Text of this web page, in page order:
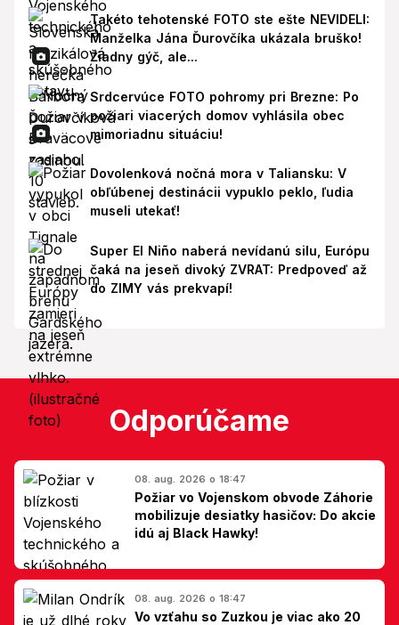
Takéto tehotenské FOTO ste ešte NEVIDELI:
Manželka Jána Ďurovčíka ukázala bruško!
Žiadny gýč, ale...
Srdcervúce FOTO pohromy pri Brezne: Po
požiari viacerých domov vyhlásila obec
mimoriadnu situáciu!
Dovolenková nočná mora v Taliansku: V
obľúbenej destinácii vypuklo peklo, ľudia
museli utekať!
Super El Niño naberá nevídanú silu, Európu
čaká na jeseň divoký ZVRAT: Predpoveď až
do ZIMY vás prekvapí!
Odporúčame
08. aug. 2026 o 18:47
Požiar vo Vojenskom obvode Záhorie
mobilizuje desiatky hasičov: Do akcie
idú aj Black Hawky!
08. aug. 2026 o 18:47
Vo vzťahu so Zuzkou je viac ako 20